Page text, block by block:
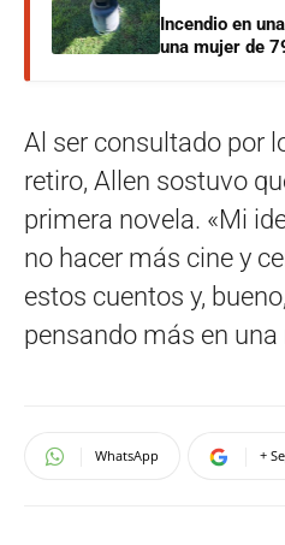
Incendio en
una mujer de
Al ser consultado por
retiro, Allen sostuvo
primera novela. «Mi
no hacer más cine y
estos cuentos y,
pensando más en
WhatsApp +